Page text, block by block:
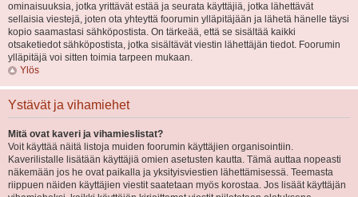
ominaisuuksia, jotka yrittävät estää ja seurata käyttäjiä, jotka lähettävät
sellaisia viestejä, joten ota yhteyttä foorumin ylläpitäjään ja lähetä hänelle täysi
kopio saamastasi sähköpostista. On tärkeää, että se sisältää kaikki
otsaketiedot sähköpostista, jotka sisältävät viestin lähettäjän tiedot. Foorumin
ylläpitäjä voi sitten toimia tarpeen mukaan.
Ylös
Ystävät ja vihamiehet
Mitä ovat kaveri ja vihamieslistat?
Voit käyttää näitä listoja muiden foorumin käyttäjien organisointiin.
Kaverilistalle lisätään käyttäjiä omien asetusten kautta. Tämä auttaa nopeasti
näkemään jos he ovat paikalla ja yksityisviestien lähettämisessä. Teemasta
riippuen näiden käyttäjien viestit saatetaan myös korostaa. Jos lisäät käyttäjän